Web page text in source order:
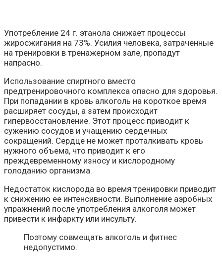
Употребление 24 г. этанола снижает процессы
жиросжигания на 73%. Усилия человека, затраченные
на тренировки в тренажерном зале, пропадут
напрасно.
Использование спиртного вместо
предтренировочного комплекса опасно для здоровья.
При попадании в кровь алкоголь на короткое время
расширяет сосуды, а затем происходит
гипервосстановление. Этот процесс приводит к
сужению сосудов и учащению сердечных
сокращений. Сердце не может проталкивать кровь
нужного объема, что приводит к его
преждевременному износу и кислородному
голоданию организма.
Недостаток кислорода во время тренировки приводит
к снижению ее интенсивности. Выполнение аэробных
упражнений после употребления алкоголя может
привести к инфаркту или инсульту.
Поэтому совмещать алкоголь и фитнес
недопустимо.